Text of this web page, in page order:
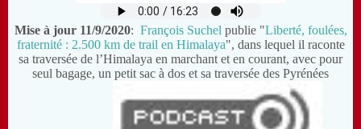
Mise à jour 11/9/2020: François Suchel publie "Liberté, foulées,
fraternité : 2.500 km de trail en Himalaya", dans lequel il raconte
sa traversée de l’Himalaya en marchant et en courant, avec pour
seul bagage, un petit sac à dos et sa traversée des Pyrénées